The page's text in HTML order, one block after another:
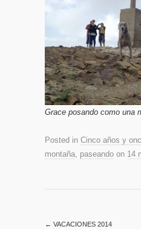
Grace posando como una
Posted in Cinco años y
montaña, paseando on 14
← VACACIONES 2014